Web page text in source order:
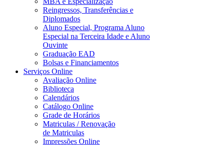
Reingressos, Transferências e
Diplomados
Aluno Especial, Programa Aluno
Especial na Terceira Idade e Aluno
Ouvinte
Graduação EAD
Bolsas e Financiamentos
Serviços Online
Avaliação Online
Biblioteca
Calendários
Catálogo Online
Grade de Horários
Matriculas / Renovação
de Matriculas
Impressões Online